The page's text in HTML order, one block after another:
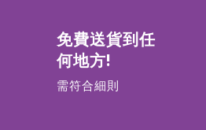
免費送貨到任
何地方!
需符合細則